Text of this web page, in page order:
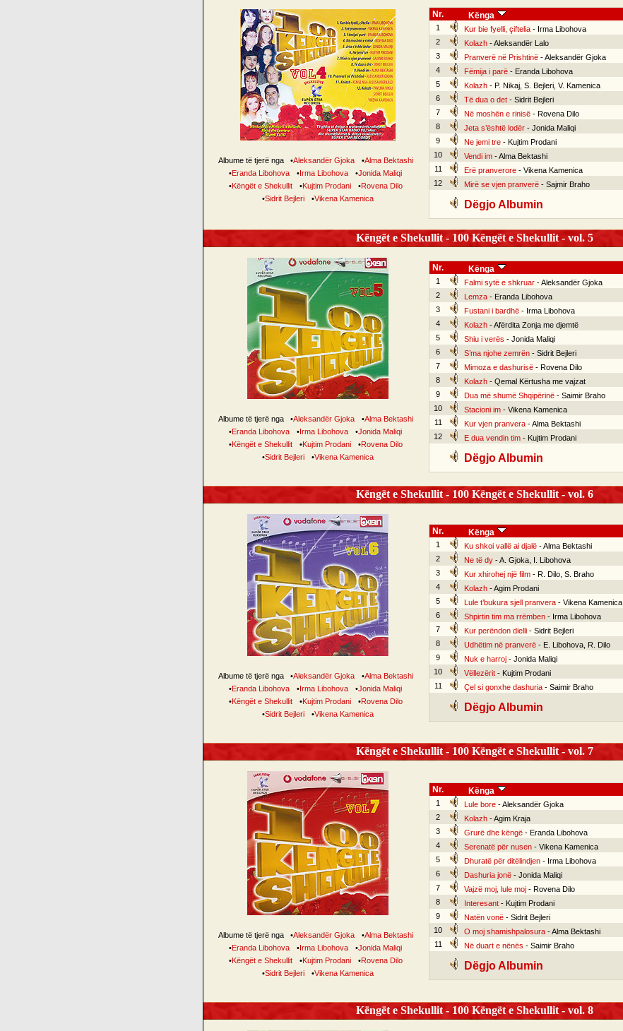
Albume të tjerë nga •Aleksandër Gjoka •Alma Bektashi
•Eranda Libohova •Irma Libohova •Jonida Maliqi
•Këngët e Shekullit •Kujtim Prodani •Rovena Dilo
•Sidrit Bejleri •Vikena Kamenica
Nr. Kënga
1 Kur bie fyelli, çiftelia- Irma Libohova
2
Kolazh- Aleksandër Lalo
3
Pranverë në Prishtinë- Aleksandër Gjoka
4
Fëmija i parë- Eranda Libohova
5
Kolazh- P. Nikaj, S. Bejleri, V. Kamenica
6
Të dua o det- Sidrit Bejleri
7
Në moshën e rinisë- Rovena Dilo
8
Jeta s’është lodër- Jonida Maliqi
9
Ne jemi tre- Kujtim Prodani
10
Vendi im- Alma Bektashi
11
Erë pranverore- Vikena Kamenica
12
Mirë se vjen pranverë- Sajmir Braho
Dëgjo Albumin
Këngët e Shekullit - 100 Këngët e Shekullit - vol. 5
Albume të tjerë nga •Aleksandër Gjoka •Alma Bektashi
•Eranda Libohova •Irma Libohova •Jonida Maliqi
•Këngët e Shekullit •Kujtim Prodani •Rovena Dilo
•Sidrit Bejleri •Vikena Kamenica
Nr. Kënga
1 Falmi sytë e shkruar- Aleksandër Gjoka
2
Lemza- Eranda Libohova
3
Fustani i bardhë- Irma Libohova
4
Kolazh- Afërdita Zonja me djemtë
5
Shiu i verës - Jonida Maliqi
6
S’ma njohe zemrën- Sidrit Bejleri
7
Mimoza e dashurisë- Rovena Dilo
8
Kolazh- Qemal Kërtusha me vajzat
9
Dua më shumë Shqipërinë- Saimir Braho
10
Stacioni im- Vikena Kamenica
11
Kur vjen pranvera- Alma Bektashi
12
E dua vendin tim- Kujtim Prodani
Dëgjo Albumin
Këngët e Shekullit - 100 Këngët e Shekullit - vol. 6
Albume të tjerë nga •Aleksandër Gjoka •Alma Bektashi
•Eranda Libohova •Irma Libohova •Jonida Maliqi
•Këngët e Shekullit •Kujtim Prodani •Rovena Dilo
•Sidrit Bejleri •Vikena Kamenica
Nr. Kënga
1 Ku shkoi vallë ai djalë- Alma Bektashi
2
Ne të dy- A. Gjoka, I. Libohova
3
Kur xhirohej një film- R. Dilo, S. Braho
4
Kolazh- Agim Prodani
5
Lule t’bukura sjell pranvera- Vikena Kamenica
6
Shpirtin tim ma rrëmben- Irma Libohova
7
Kur perëndon dielli- Sidrit Bejleri
8
Udhëtim në pranverë- E. Libohova, R. Dilo
9
Nuk e harroj- Jonida Maliqi
10
Vëllezërit- Kujtim Prodani
11
Çel si gonxhe dashuria- Saimir Braho
Dëgjo Albumin
Këngët e Shekullit - 100 Këngët e Shekullit - vol. 7
Albume të tjerë nga •Aleksandër Gjoka •Alma Bektashi
•Eranda Libohova •Irma Libohova •Jonida Maliqi
•Këngët e Shekullit •Kujtim Prodani •Rovena Dilo
•Sidrit Bejleri •Vikena Kamenica
Nr. Kënga
1 Lule bore- Aleksandër Gjoka
2
Kolazh- Agim Kraja
3
Grurë dhe këngë- Eranda Libohova
4
Serenatë për nusen- Vikena Kamenica
5
Dhuratë për ditëlindjen- Irma Libohova
6
Dashuria jonë- Jonida Maliqi
7
Vajzë moj, lule moj- Rovena Dilo
8
Interesant- Kujtim Prodani
9
Natën vonë- Sidrit Bejleri
10
O moj shamishpalosura- Alma Bektashi
11
Në duart e nënës - Saimir Braho
Dëgjo Albumin
Këngët e Shekullit - 100 Këngët e Shekullit - vol. 8